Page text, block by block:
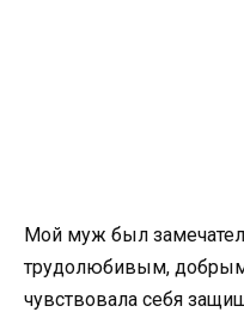
Мой муж был
трудолюбивым,
чувствовала себя